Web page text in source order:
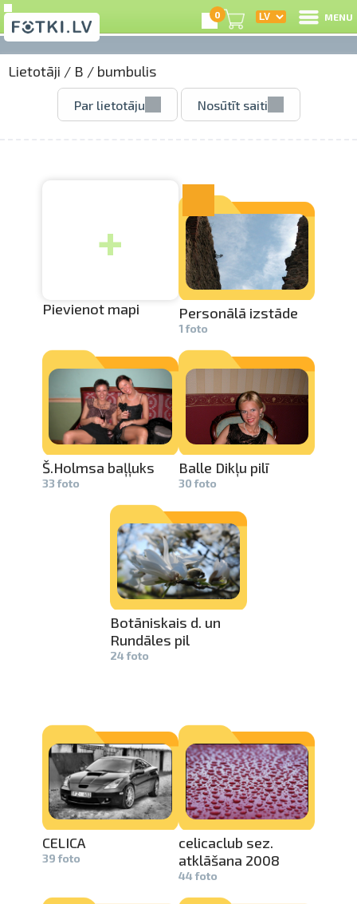
0 MENU
Lietotāji / B / bumbulis
Par lietotāju Nosūtīt saiti
+
Pievienot mapi Personālā izstāde
1 foto
Š.Holmsa baļļuks
33 foto
Balle Dikļu pilī
30 foto
Botāniskai­s d. un
Rundāles pil
24 foto
CELICA
39 foto
celicaclub­ sez.
atklāšana 2008
44 foto